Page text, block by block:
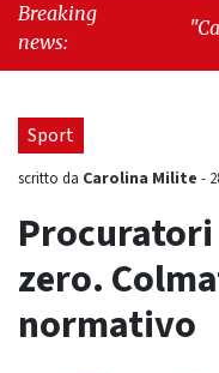
Breaking
news:
"Cava
Sport
scritto da Carolina Milite -
zero.
normativo